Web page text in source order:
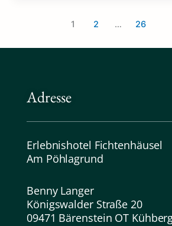
1 2 … 26
Adresse
Erlebnishotel Fichtenhäusel
Am Pöhlagrund
Benny Langer
Königswalder Straße 20
09471 Bärenstein OT